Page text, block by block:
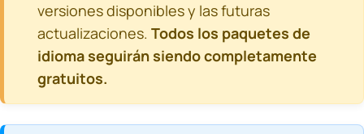
versiones disponibles y las futuras
actualizaciones. Todos los paquetes de
idioma seguirán siendo completamente
gratuitos.